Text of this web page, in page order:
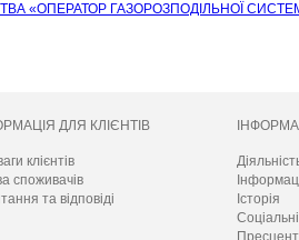
«ОПЕРАТОР ГАЗОРОЗПОДІЛЬНОЇ
ДЛЯ КЛІЄНТІВ
клієнтів
споживачів
та відповіді
Історія